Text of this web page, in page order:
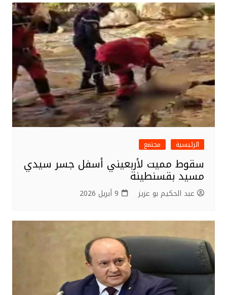
الرئيسية مجتمع
سقوط مميت لأربعيني أسفل جسر سيدي
مسيد بقسنطينة
عبد الحكيم بو عزيز 9 أبريل 2026